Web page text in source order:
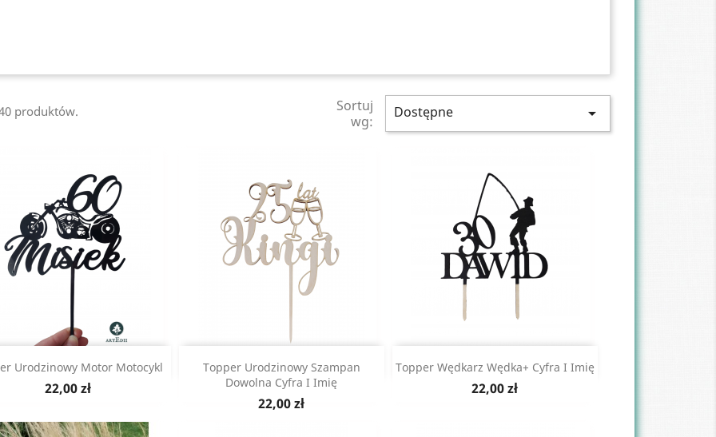
produktów.
Sortuj
wg:
Dostępne 
Urodzinowy Motor Motocykl
Cena
22,00 zł
Szybki podgląd
Topper Urodzinowy Szampan
Dowolna Cyfra I Imię
Cena
22,00 zł
 Szybki podgląd Topper Wędkarz Wędka+ Cyfra I Imię
Cena
22,00 zł
Szybki podgląd